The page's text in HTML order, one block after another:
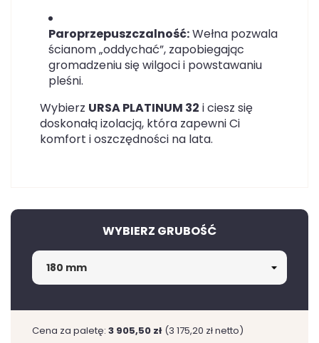
Paroprzepuszczalność:Wełna pozwala
ścianom „oddychać”, zapobiegając
gromadzeniu się wilgoci i powstawaniu
pleśni.
Wybierz URSA PLATINUM 32 i ciesz się
doskonałą izolacją, która zapewni Ci
komfort i oszczędności na lata.
WYBIERZ GRUBOŚĆ
Cena za paletę: 3 905,50 zł (3 175,20 zł netto)